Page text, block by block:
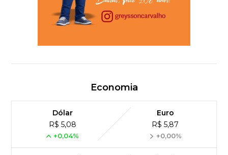
Economia
Dólar
R$ 5,08
+0,04%
Euro
R$ 5,87
+0,00%